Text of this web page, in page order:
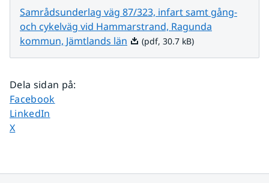
Samrådsunderlag väg 87/323, infart samt gång-
och cykelväg vid Hammarstrand, Ragunda
kommun, Jämtlands län Pdf, 30.7 kB.
(pdf, 30.7 kB)
Dela sidan på:
Dela sidan på
Facebook
Dela sidan på
LinkedIn
Dela sidan på
X